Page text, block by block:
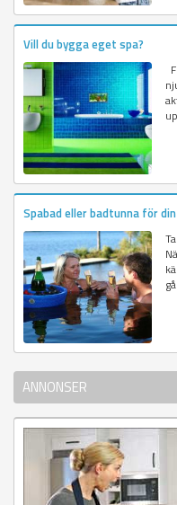
Vill du bygga eget spa?
Spabad eller badtunna för
ANNONSER